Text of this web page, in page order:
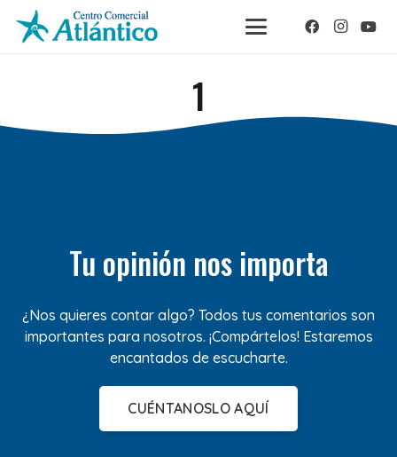
1
Tu opinión nos importa
¿Nos quieres contar algo? Todos tus comentarios son
importantes para nosotros. ¡Compártelos! Estaremos
encantados de escucharte.
CUÉNTANOSLO AQUÍ